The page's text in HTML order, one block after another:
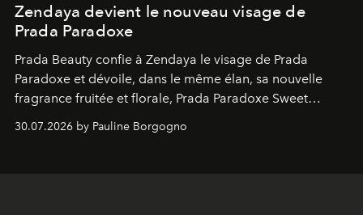
Zendaya devient le nouveau visage de
Prada Paradoxe
Prada Beauty confie à Zendaya le visage de Prada
Paradoxe et dévoile, dans le même élan, sa nouvelle
fragrance fruitée et florale, Prada Paradoxe Sweet
30.07.2026 by Pauline Borgogno